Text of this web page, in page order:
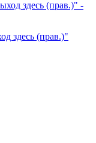
здесь (прав.)"